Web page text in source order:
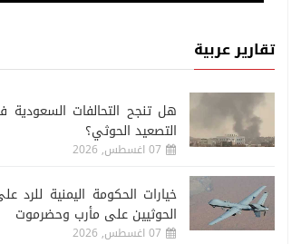
تقارير عربية
هل تنجح التحالفات السعودية
التصعيد الحوثي؟
07 اغسطس, 2026
خيارات الحكومة اليمنية للرد
الحوثيين على مأرب وحضرموت
07 اغسطس, 2026